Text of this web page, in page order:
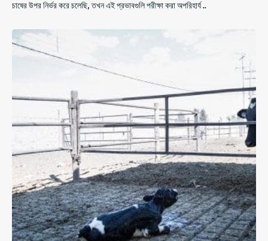
চাষের উপর নির্ভর করে চলেছি, তখন এই প্রভাবগুলি পরীক্ষা করা অপরিহার্য ..